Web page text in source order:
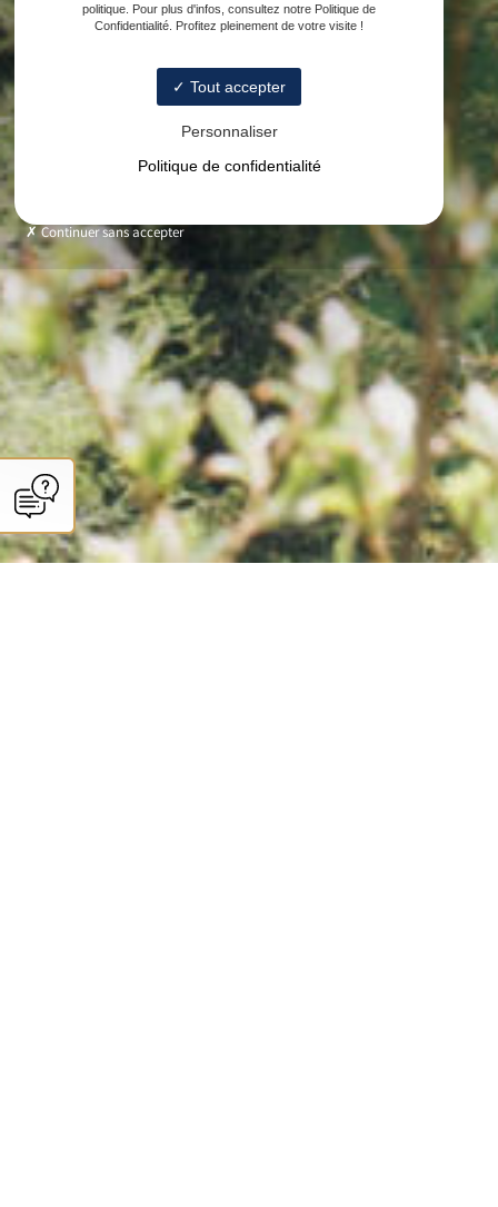
politique. Pour plus d'infos, consultez notre Politique de
Confidentialité. Profitez pleinement de votre visite !
Tout accepter
Personnaliser
Politique de confidentialité
Continuer sans accepter